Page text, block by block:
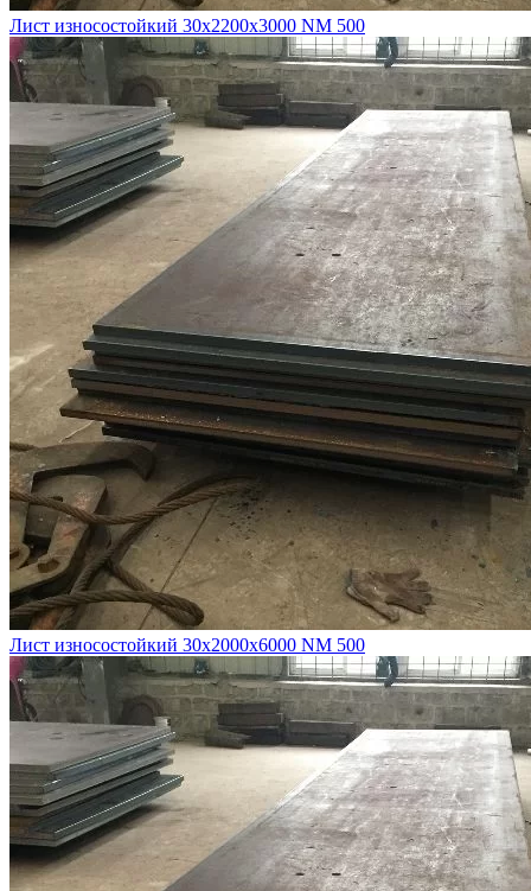
Лист износостойкий 30х2200х3000 NM 500
Лист износостойкий 30х2000х6000 NM 500